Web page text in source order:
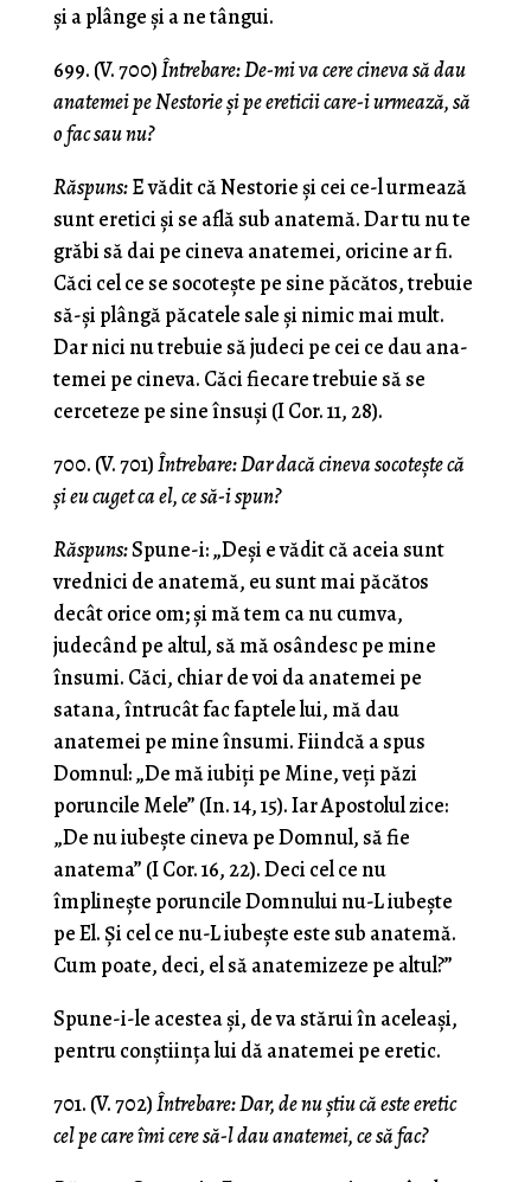
şi a plânge şi a ne tângui.
699. (V. 700)Întrebare: De-mi va cere cineva să dau
anatemei pe Nestorie şi pe ereticii care-i urmează, să
o fac sau nu?
Răspuns:Ε vădit că Nestorie şi cei ce-l urmează
sunt eretici şi se află sub anatemă. Dar tu nu te
grăbi să dai pe cineva anatemei, oricine ar fi.
Căci cel ce se socoteşte pe sine păcătos, trebuie
să-şi plângă păcatele sale şi nimic mai mult.
Dar nici nu trebuie să judeci pe cei ce dau ana­
temei pe cineva. Căci fiecare trebuie să se
cerceteze pe sine însuşi (I Cor. 11, 28).
700. (V. 701)Întrebare: Dar dacă cineva socoteşte că
şi eu cuget ca el, ce să-i spun?
Răspuns:Spune-i: „Deşi e vădit că aceia sunt
vrednici de anatemă, eu sunt mai păcătos
decât orice om; şi mă tem ca nu cumva,
judecând pe altul, să mă osândesc pe mine
însumi. Căci, chiar de voi da anatemei pe
satana, întrucât fac faptele lui, mă dau
anatemei pe mine însumi. Fiindcă a spus
Domnul: „De mă iubiţi pe Mine, veţi păzi
poruncile Mele” (In. 14, 15). Iar Apostolul zice:
„De nu iubeşte cineva pe Domnul, să fie
anatema” (I Cor. 16, 22). Deci cel ce nu
împlineşte poruncile Domnului nu-L iubeşte
pe El. Şi cel ce nu-L iubeşte este sub ana­temă.
Cum poate, deci, el să anatemizeze pe altul?”
Spune-i-le acestea şi, de va stărui în aceleaşi,
pentru conştiinţa lui dă anatemei pe eretic.
701. (V. 702)Întrebare: Dar, de nu ştiu că este eretic
cel pe care îmi cere să-l dau anatemei, ce să fac?